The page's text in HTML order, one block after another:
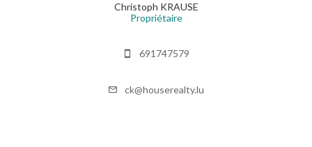
Christoph KRAUSE
Propriétaire
691747579
ck@houserealty.lu